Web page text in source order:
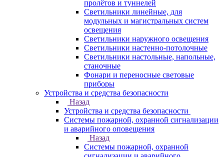
пролётов и туннелей
Светильники линейные, для
модульных и магистральных систем
освещения
Светильники наружного освещения
Светильники настенно-потолочные
Светильники настольные, напольные,
станочные
Фонари и переносные световые
приборы
Устройства и средства безопасности
Назад
Устройства и средства безопасности
Системы пожарной, охранной сигнализации
и аварийного оповещения
Назад
Системы пожарной, охранной